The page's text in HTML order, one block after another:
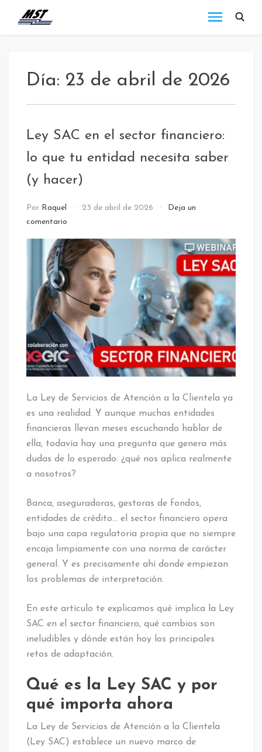
Día: 23 de abril de 2026
Ley SAC en el sector financiero:
lo que tu entidad necesita saber
(y hacer)
Por Raquel 23 de abril de 2026 Uncategorized
Deja un
comentario
La Ley de Servicios de Atención a la Clientela ya
es una realidad. Y aunque muchas entidades
financieras llevan meses escuchando hablar de
ella, todavía hay una pregunta que genera más
dudas de lo esperado: ¿qué nos aplica realmente
a nosotros?
Banca, aseguradoras, gestoras de fondos,
entidades de crédito… el sector financiero opera
bajo una capa regulatoria propia que no siempre
encaja limpiamente con una norma de carácter
general. Y es precisamente ahí donde empiezan
los problemas de interpretación.
En este artículo te explicamos qué implica la Ley
SAC en el sector financiero, qué cambios son
ineludibles y dónde están hoy los principales
retos de adaptación.
Qué es la Ley SAC y por
qué importa ahora
La Ley de Servicios de Atención a la Clientela
(Ley SAC) establece un nuevo marco de